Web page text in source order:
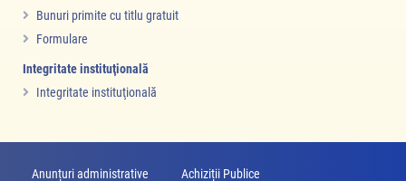
Bunuri primite cu titlu gratuit
Formulare
Integritate instituţională
Integritate instituţională
Anunțuri administrative Achiziții Publice